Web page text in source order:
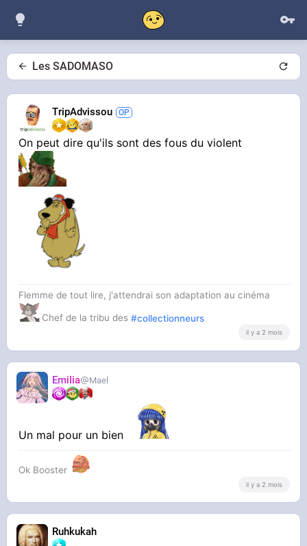
Les SADOMASO
TripAdvissou
On peut dire qu'ils sont des fous du violent
Flemme de tout lire, j'attendrai son adaptation au cinéma
Chef de la tribu des#collectionneurs
il y a 2 mois
EmiIia Mael
Un mal pour un bien
Ok Booster
il y a 2 mois
Ruhkukah